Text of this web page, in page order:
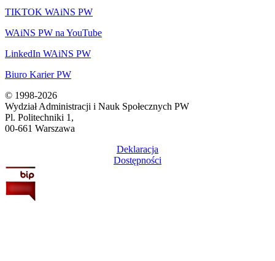
TIKTOK WAiNS PW
WAiNS PW na YouTube
LinkedIn WAiNS PW
Biuro Karier PW
© 1998-2026
Wydział Administracji i Nauk Społecznych PW
Pl. Politechniki 1,
00-661 Warszawa
Deklaracja
Dostępności